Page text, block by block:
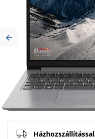
Previous
Házhozszállítással